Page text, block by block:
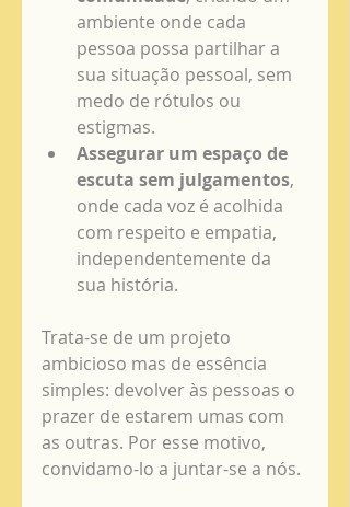
ambiente onde cada
pessoa possa partilhar a
sua situação pessoal, sem
medo de rótulos ou
estigmas.
Assegurar um espaço de
escuta sem julgamentos,
onde cada voz é acolhida
com respeito e empatia,
independentemente da
sua história.
Trata-se de um projeto
ambicioso mas de essência
simples: devolver às pessoas o
prazer de estarem umas com
as outras. Por esse motivo,
convidamo-lo a juntar-se a nós.